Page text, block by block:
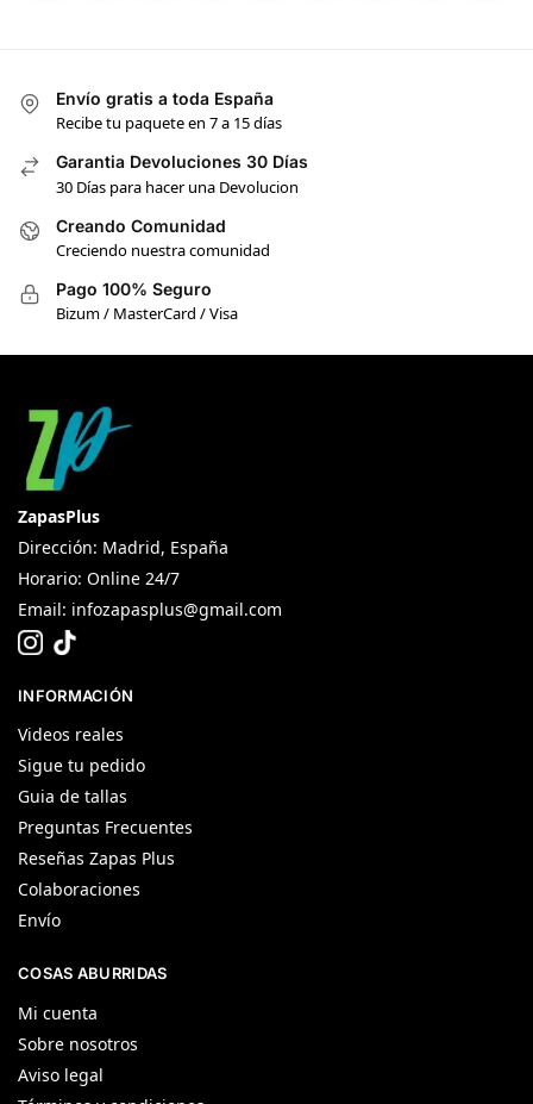
Envío gratis a toda España
Recibe tu paquete en 7 a 15 días
Garantia Devoluciones 30 Días
30 Días para hacer una Devolucion
Creando Comunidad
Creciendo nuestra comunidad
Pago 100% Seguro
Bizum / MasterCard / Visa
ZapasPlus
Dirección: Madrid, España
Horario: Online 24/7
Email: infozapasplus@gmail.com
INFORMACIÓN
Videos reales
Sigue tu pedido
Guia de tallas
Preguntas Frecuentes
Reseñas Zapas Plus
Colaboraciones
Envío
COSAS ABURRIDAS
Mi cuenta
Sobre nosotros
Aviso legal